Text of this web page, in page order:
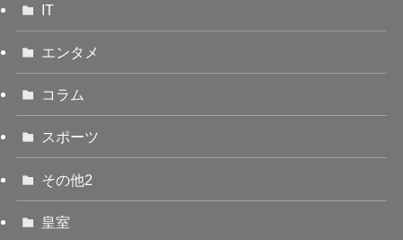
IT
エンタメ
コラム
スポーツ
その他2
皇室